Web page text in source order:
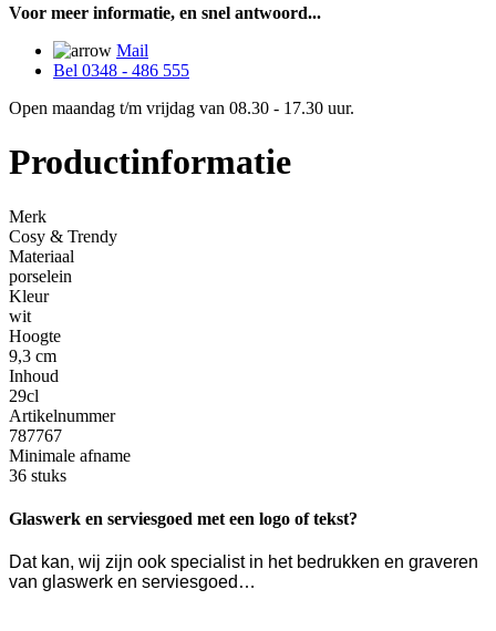
Voor meer informatie, en snel antwoord...
Mail
Bel 0348 - 486 555
Open maandag t/m vrijdag van 08.30 - 17.30 uur.
Productinformatie
Merk
Cosy & Trendy
Materiaal
porselein
Kleur
wit
Hoogte
9,3 cm
Inhoud
29cl
Artikelnummer
787767
Minimale afname
36 stuks
Glaswerk en serviesgoed met een logo of tekst?
Dat kan, wij zijn ook specialist in het bedrukken en graveren
van glaswerk en serviesgoed…